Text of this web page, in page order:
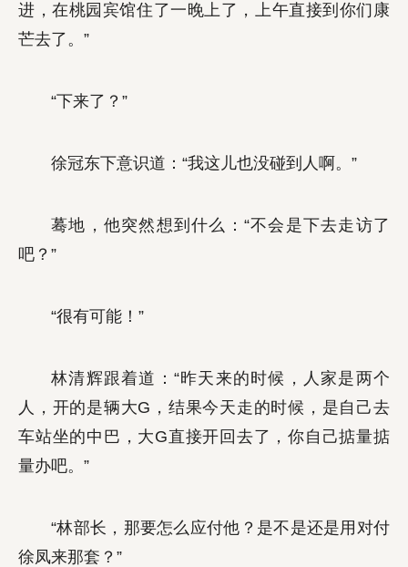
进，在桃园宾馆住了一晚上了，上午直接到你们康
芒去了。”
“下来了？”
徐冠东下意识道：“我这儿也没碰到人啊。”
蓦地，他突然想到什么：“不会是下去走访了
吧？”
“很有可能！”
林清辉跟着道：“昨天来的时候，人家是两个
人，开的是辆大G，结果今天走的时候，是自己去
车站坐的中巴，大G直接开回去了，你自己掂量掂
量办吧。”
“林部长，那要怎么应付他？是不是还是用对付
徐凤来那套？”